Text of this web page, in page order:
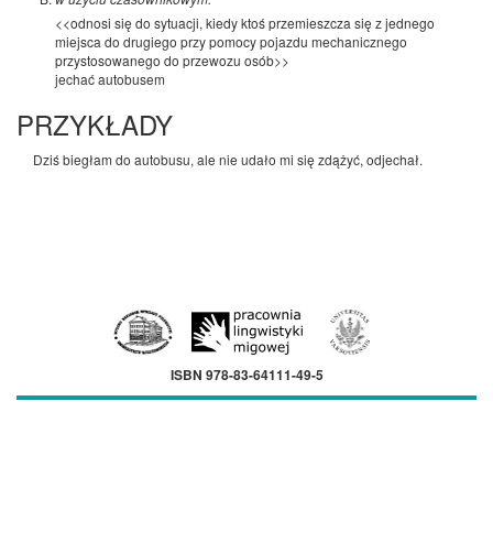
<<odnosi się do sytuacji, kiedy ktoś przemieszcza się z jednego
miejsca do drugiego przy pomocy pojazdu mechanicznego
przystosowanego do przewozu osób>>
jechać autobusem
PRZYKŁADY
Dziś biegłam do autobusu, ale nie udało mi się zdążyć, odjechał.
ISBN 978-83-64111-49-5